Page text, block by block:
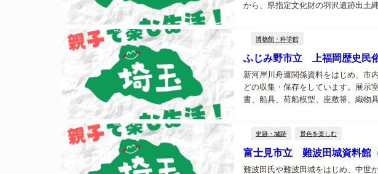
から、県指定文化財の羽沢遺跡出土
博物館・科学館
ふじみ野市立 上福岡歴史民
新河岸川舟運関係資料をはじめ、市
どの収集・保存をしています。展示
書、船具、荷船模型、座敷箒、織物
史跡・城跡 景色を楽しむ
富士見市立 難波田城資料館
難波田氏や難波田城をはじめ、中世